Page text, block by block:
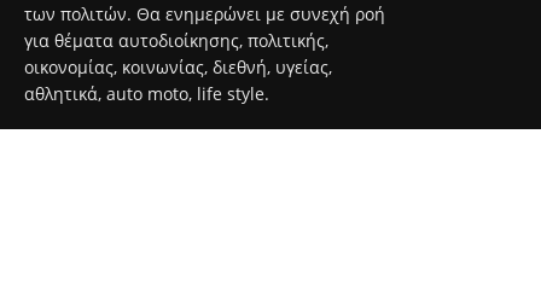
των πολιτών. Θα ενημερώνει με συνεχή ροή
για θέματα αυτοδιοίκησης, πολιτικής,
οικονομίας, κοινωνίας, διεθνή, υγείας,
αθλητικά, auto moto, life style.